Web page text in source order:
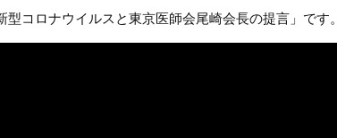
型コロナウイルスと東京医師会尾崎会長の提言」です。